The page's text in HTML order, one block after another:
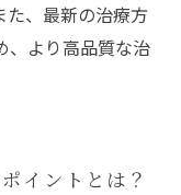
た、最新の治療方
、より高品質な治
イントとは？